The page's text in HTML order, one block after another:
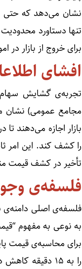
نشان می‌دهد که حتی
تنها دستاورد
برای خروج از بازار در
افشای
تجربه‌ی گشایش سهام
مجامع عمومی) نشان
بازار اجازه می‌دهند
را کشف کند. این امر
تأخیر در کشف قیمت
فلسفه‌ی
فلسفه‌ی اصلی دامنه‌ی
به نوعی به مفهوم
برای محاسبه‌ی قیمت